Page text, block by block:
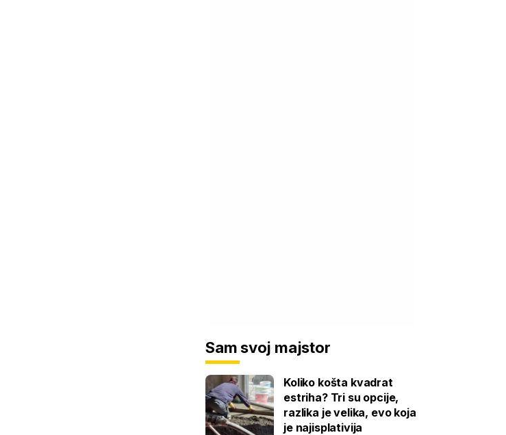
Sam svoj majstor
Koliko košta kvadrat
estriha? Tri su opcije,
razlika je velika, evo koja
je najisplativija